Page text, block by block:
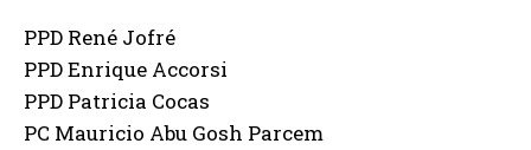
PPD René Jofré
PPD Enrique Accorsi
PPD Patricia Cocas
PC Mauricio Abu Gosh Parcem